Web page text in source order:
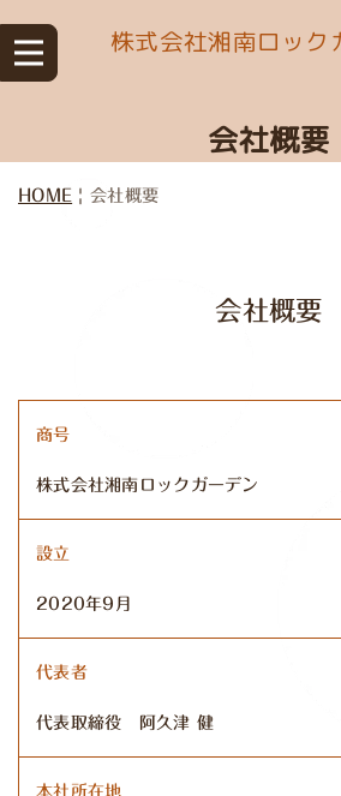
株式会社湘南ロック
会社概要
HOME | 会社概要
会社概要
商号
株式会社湘南ロックガーデン
設立
2020年9月
代表者
代表取締役 阿久津 健
本社所在地